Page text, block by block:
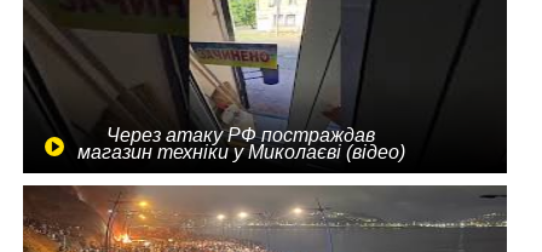
Через атаку РФ постраждав
магазин техніки у Миколаєві (відео)